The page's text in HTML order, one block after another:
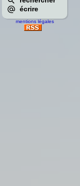
écrire
mentions légales